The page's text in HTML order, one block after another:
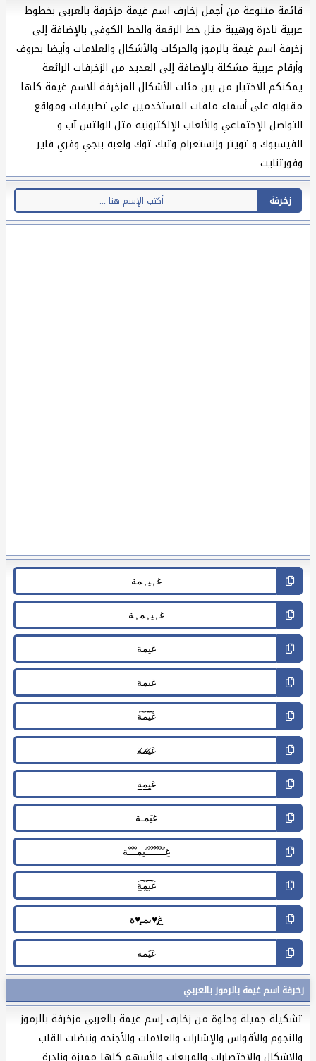
قائمة متنوعة من أجمل زخارف اسم غيمة مزخرفة بالعربي بخطوط
عربية نادرة ورهيبة مثل خط الرقعة والخط الكوفي بالإضافة إلى
زخرفة اسم غيمة بالرموز والحركات والأشكال والعلامات وأيضا بحروف
وأرقام عربية مشكلة بالإضافة إلى العديد من الزخرفات الرائعة
يمكنكم الاختيار من بين مئات الأشكال المزخرفة للاسم غيمة كلها
مقبولة على أسماء ملفات المستخدمين على تطبيقات ومواقع
التواصل الإجتماعي والألعاب الإلكترونية مثل الواتس آب و
الفيسبوك و تويتر وإنستغرام وتيك توك ولعبة ببجي وفري فاير
وفورتنايت.
زخرفة
زخرفة اسم غيمة بالرموز بالعربي
تشكيلة جميلة وحلوة من زخارف إسم غيمة بالعربي مزخرفة بالرموز
والنجوم والأقواس والإشارات والعلامات والأجنحة ونبضات القلب
والاشكال والاختصارات والمربعات والأسهم كلها مميزة ونادرة